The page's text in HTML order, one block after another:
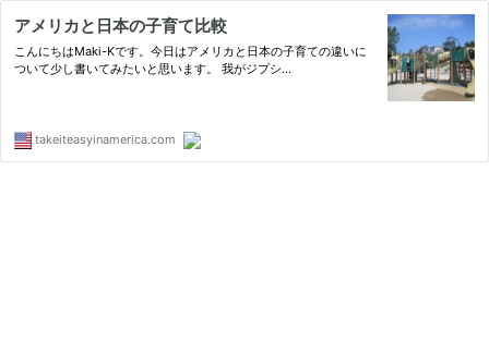
アメリカと日本の子育て比較
こんにちはMaki-Kです。今日はアメリカと日本の子育ての違いに
ついて少し書いてみたいと思います。 我がジプシ…
takeiteasyinamerica.com